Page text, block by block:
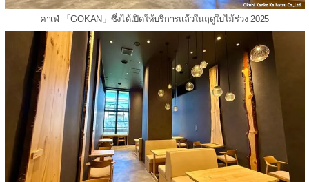
คาเฟ่ 「GOKAN」ซึ่งได้เปิดให้บริการแล้วในฤดูใบไม้ร่วง 2025